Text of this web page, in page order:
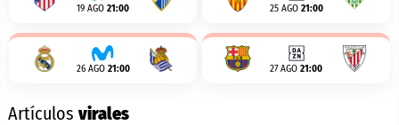
19 AGO 21:00 25 AGO 21:00
26 AGO 21:00 27 AGO 21:00
Artículosvirales